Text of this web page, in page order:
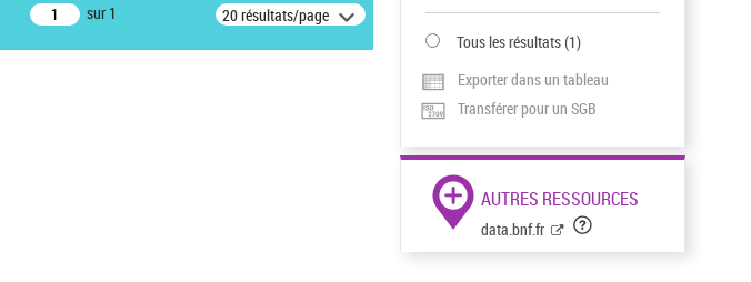
sur 1 20 résultats/page
Tous les résultats(1)
Exporter dans un tableau
Transférer pour un SGB
AUTRES RESSOURCES
data.bnf.fr